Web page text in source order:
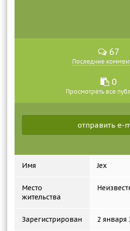
67
Последние
0
Просмотреть все
отправить e-
Имя Jex
Место
жительства
Зарегистрирован 2 января